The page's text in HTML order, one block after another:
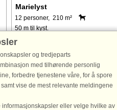
Marielyst
12 personer, 210 m²
50 m til kyst.
Stort sommerhus beliggende på en
stor, lukket grund ved en af
bedste badestrande i Marielyst, kun
ca. 50 meter fra havet. Huset har
swimmingpool, spabad, sauna og
motionscykel ...
og tredjeparts
med tilhørende personlig
forbedre tjenestene våre, for å spore
vise de mest relevante meldingene
eller velge hvilke av